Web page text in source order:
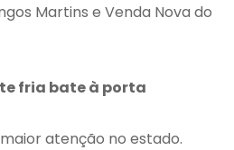
Martins e Venda Nova do
fria bate à porta
atenção no estado.